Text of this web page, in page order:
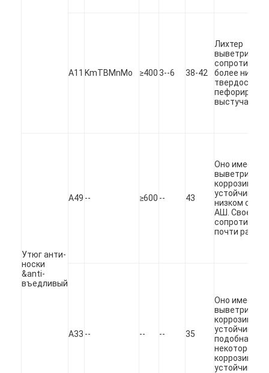
Вертикальный насос Slurry
A11 KmTBMnMo ≥400 3--6 38-42
Лихтер
более низкая
твердость.
выстучать.
Утюг анти-
носки
&anti-
въедливый
A49 -- ≥600 -- 43
Оно имеет
коррозийная
низком
АШ. Свое
почти равно
A33 -- -- -- 35
Оно имеет
коррозийная
подобна A03
некоторой
коррозийной